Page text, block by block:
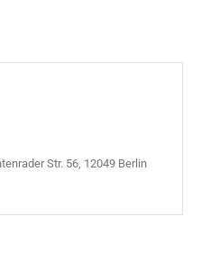
Str. 56, 12049 Berlin